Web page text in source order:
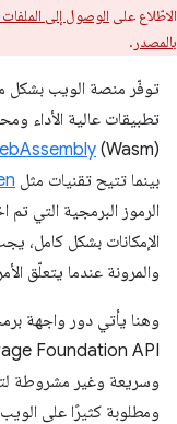
الاطّلاع على الوصول إلى
بالمصدر .
توفّر منصة الويب بشكل
تطبيقات عالية الأداء
بينما تتيح تقنيات مثل
الرموز البرمجية التي
الإمكانات بشكل كامل،
والمرونة عندما يتعلّق
وسريعة وغير مشروطة
ومطلوبة كثيرًا على